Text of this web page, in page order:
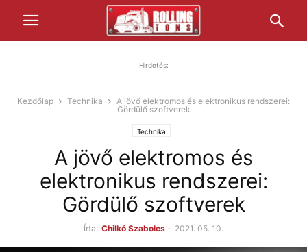
Hirdetés:
Kezdőlap Technika
A jövő elektromos és elektronikus rendszerei:
Gördülő szoftverek
Technika
A jövő elektromos és
elektronikus rendszerei:
Gördülő szoftverek
Írta: Chilkó Szabolcs - 2021. 05. 10.